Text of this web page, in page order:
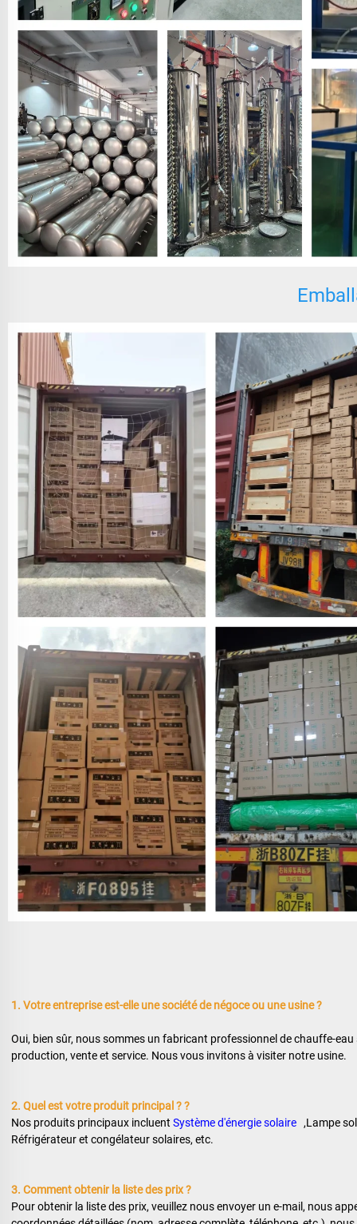
1. Votre entreprise est-elle une société de négoce ou une usine ?
Oui, bien sûr, nous sommes un fabricant professionnel de chauffe-
production, vente et service. Nous vous invitons à visiter notre usine.
2. Quel est votre produit principal ? ?
Nos produits principaux incluent Système d'énergie solaire ,Lampe
Réfrigérateur et congélateur solaires, etc.
3. Comment obtenir la liste des prix ?
Pour obtenir la liste des prix, veuillez nous envoyer un e-mail, nous